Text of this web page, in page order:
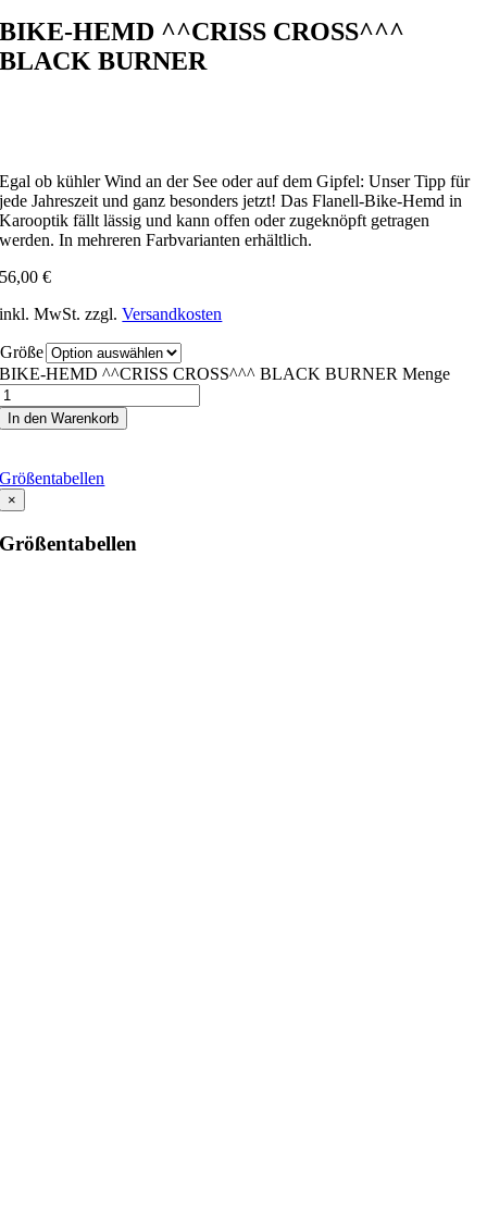
BIKE-HEMD ^^CRISS CROSS^^^
BLACK BURNER
Egal ob kühler Wind an der See oder auf dem Gipfel: Unser Tipp für
jede Jahreszeit und ganz besonders jetzt! Das Flanell-Bike-Hemd in
Karooptik fällt lässig und kann offen oder zugeknöpft getragen
werden. In mehreren Farbvarianten erhältlich.
56,00€
inkl. MwSt. zzgl.Versandkosten
Größe
BIKE-HEMD ^^CRISS CROSS^^^ BLACK BURNER Menge
In den Warenkorb
Größentabellen
×
Größentabellen